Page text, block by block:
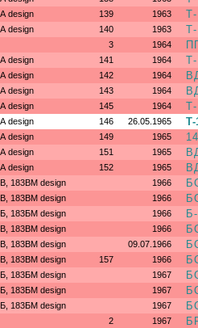
design 139 1963
design 140 1963
3 1964
design 141 1964
design 142 1964
design 143 1964
design 145 1964
design 146 26.05.1965 Т-
design 149 1965
design 151 1965
design 152 1965
183ВМ design 1966
183ВМ design 1966
183БМ design 1966
183ВМ design 1966
183ВМ design 09.07.1966
183ВМ design 157 1966
183БМ design 1967
183БМ design 1967
183БМ design 1967
2 1967